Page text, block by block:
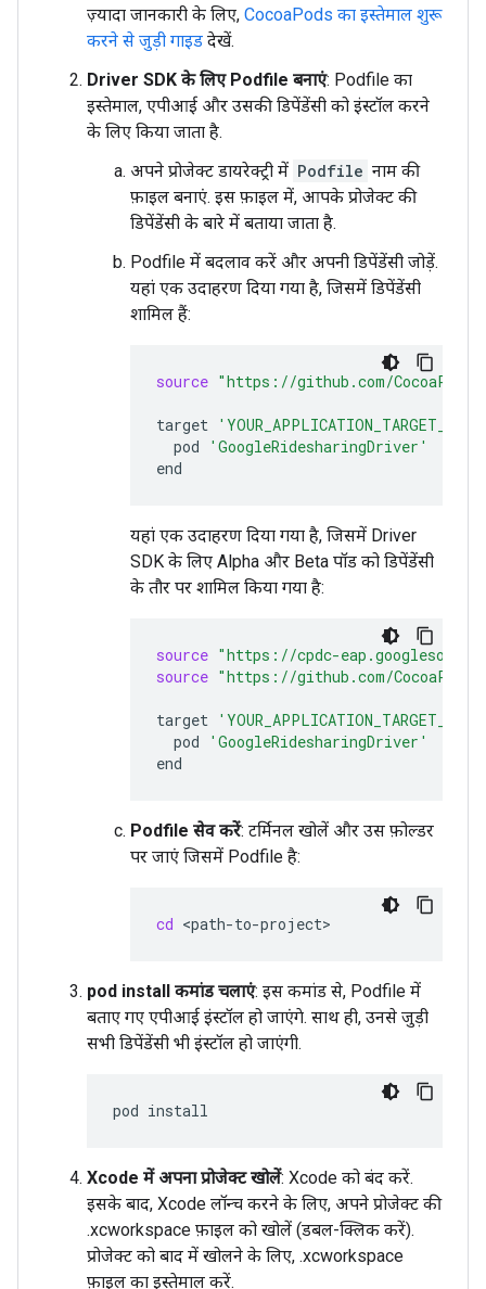
ज़्यादा जानकारी के लिए, CocoaPods का इस्तेमाल शुरू
करने से जुड़ी गाइड देखें.
Driver SDK के लिए Podfile बनाएं: Podfile का
इस्तेमाल, एपीआई और उसकी डिपेंडेंसी को इंस्टॉल करने
के लिए किया जाता है.
अपने प्रोजेक्ट डायरेक्ट्री में Podfile नाम की
फ़ाइल बनाएं. इस फ़ाइल में, आपके प्रोजेक्ट की
डिपेंडेंसी के बारे में बताया जाता है.
Podfile में बदलाव करें और अपनी डिपेंडेंसी जोड़ें.
यहां एक उदाहरण दिया गया है, जिसमें डिपेंडेंसी
शामिल हैं:
source "https://github.com/
target
pod
'GoogleRidesharingDriver'
यहां एक उदाहरण दिया गया है, जिसमें Driver
SDK के लिए Alpha और Beta पॉड को डिपेंडेंसी
के तौर पर शामिल किया गया है:
source "https://cpdc-
source "https://github.com/
target
pod
'GoogleRidesharingDriver'
Podfile सेव करें: टर्मिनल खोलें और उस फ़ोल्डर
पर जाएं जिसमें Podfile है:
cd
pod install कमांड चलाएं: इस कमांड से, Podfile में
बताए गए एपीआई इंस्टॉल हो जाएंगे. साथ ही, उनसे जुड़ी
सभी डिपेंडेंसी भी इंस्टॉल हो जाएंगी.
pod
Xcode में अपना प्रोजेक्ट खोलें: Xcode को बंद करें.
इसके बाद, Xcode लॉन्च करने के लिए, अपने प्रोजेक्ट की
.xcworkspace फ़ाइल को खोलें (डबल-क्लिक करें).
प्रोजेक्ट को बाद में खोलने के लिए, .xcworkspace
फ़ाइल का इस्तेमाल करें.